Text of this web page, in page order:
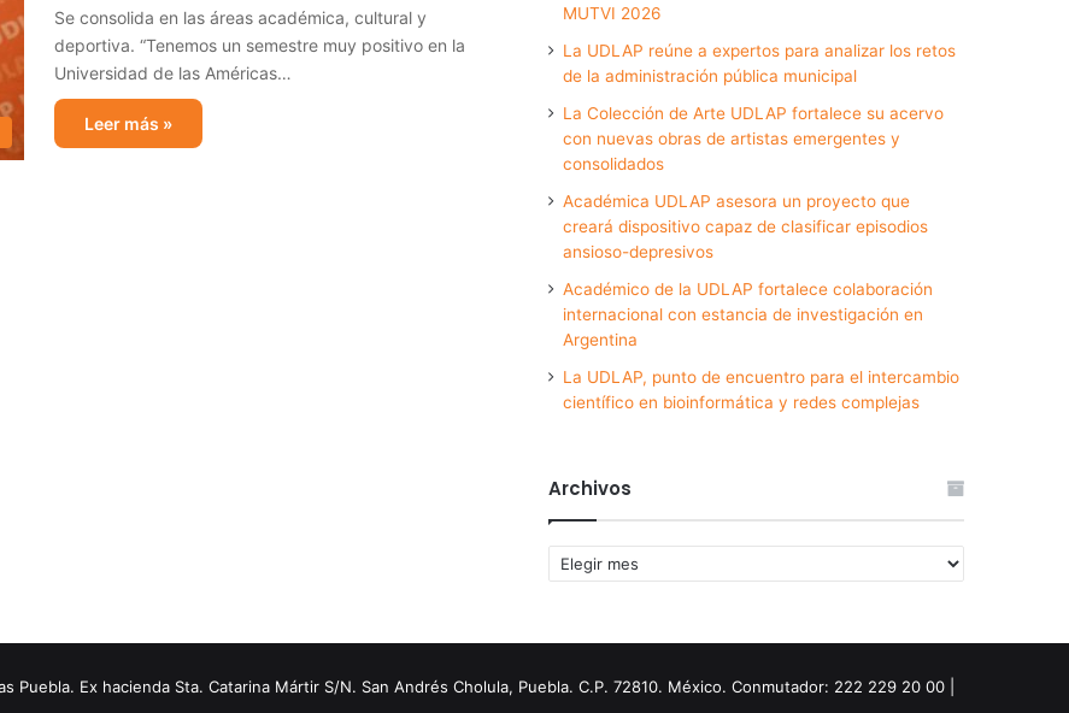
Se consolida en las áreas académica, cultural y
deportiva. “Tenemos un semestre muy positivo en la
Universidad de las Américas…
Leer más »
MUTVI 2026
La UDLAP reúne a expertos para analizar los retos
de la administración pública municipal
La Colección de Arte UDLAP fortalece su acervo
con nuevas obras de artistas emergentes y
consolidados
Académica UDLAP asesora un proyecto que
creará dispositivo capaz de clasificar episodios
ansioso-depresivos
Académico de la UDLAP fortalece colaboración
internacional con estancia de investigación en
Argentina
La UDLAP, punto de encuentro para el intercambio
científico en bioinformática y redes complejas
Archivos
Archivos
Ex hacienda Sta. Catarina Mártir S/N. San Andrés Cholula, Puebla. C.P. 72810. México. Conmutador: 222 229 20 00 |